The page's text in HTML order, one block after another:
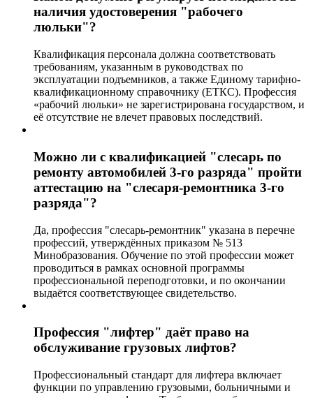
наличия удостоверения "рабочего
люльки"?
Квалификация персонала должна соответствовать
требованиям, указанным в руководствах по
эксплуатации подъемников, а также Единому тарифно-
квалификационному справочнику (ЕТКС). Профессия
«рабочий люльки» не зарегистрирована государством, и
её отсутствие не влечет правовых последствий.
Можно ли с квалификацией "слесарь по
ремонту автомобилей 3-го разряда" пройти
аттестацию на "слесаря-ремонтника 3-го
разряда"?
Да, профессия "слесарь-ремонтник" указана в перечне
профессий, утверждённых приказом № 513
Минобразования. Обучение по этой профессии может
проводиться в рамках основной программы
профессиональной переподготовки, и по окончании
выдаётся соответствующее свидетельство.
Профессия "лифтер" даёт право на
обслуживание грузовых лифтов?
Профессиональный стандарт для лифтера включает
функции по управлению грузовыми, больничными и